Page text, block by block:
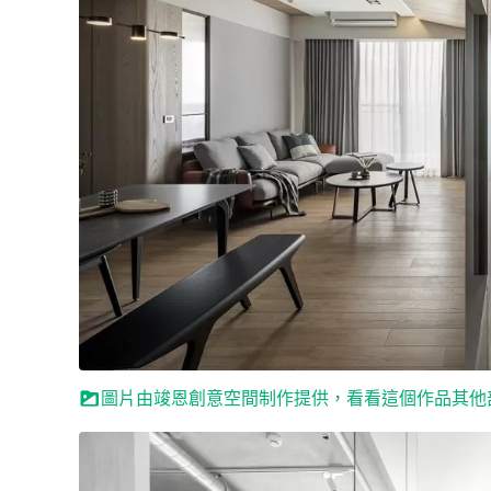
圖片由竣恩創意空間制作提供，看看這個作品其他